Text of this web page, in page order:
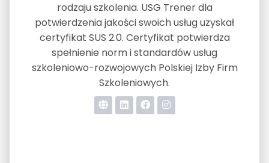
rodzaju szkolenia. USG Trener dla
potwierdzenia jakości swoich usług uzyskał
certyfikat SUS 2.0. Certyfikat potwierdza
spełnienie norm i standardów usług
szkoleniowo-rozwojowych Polskiej Izby Firm
Szkoleniowych.